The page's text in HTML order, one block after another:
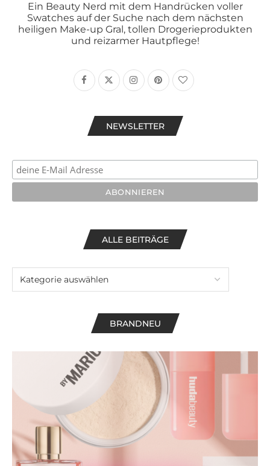
Ein Beauty Nerd mit dem Handrücken voller
Swatches auf der Suche nach dem nächsten
heiligen Make-up Gral, tollen Drogerieprodukten
und reizarmer Hautpflege!
NEWSLETTER
ALLE BEITRÄGE
BRANDNEU